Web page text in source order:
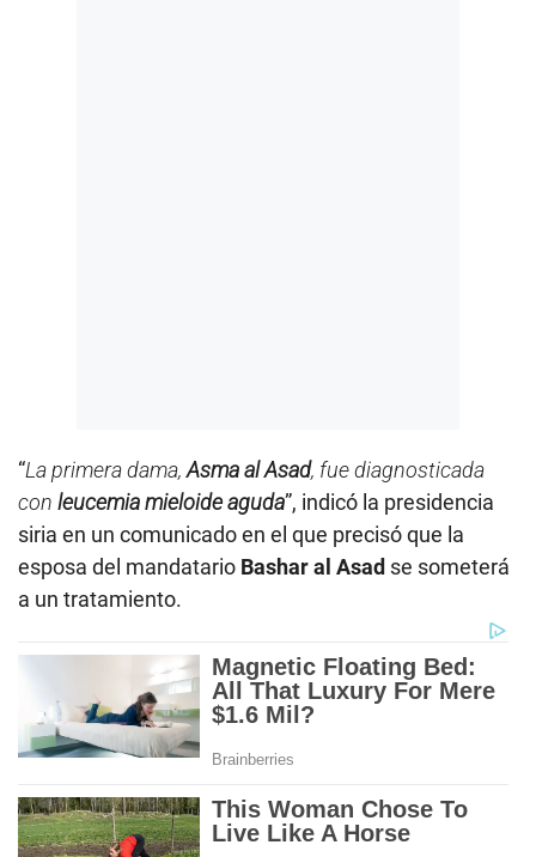
“La primera dama,Asma al Asad, fue diagnosticada
con leucemiamieloide aguda”, indicó la presidencia
siria en un comunicado en el que precisó que la
esposa del mandatario Bashar al Asad se someterá
a un tratamiento.